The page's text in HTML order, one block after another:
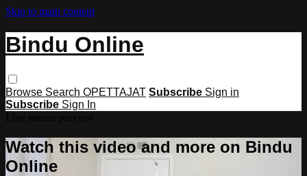
Skip to main content
Bindu Online
Browse Search OPETTAJAT Subscribe Sign in
Subscribe Sign In
Watch this video and more on Bindu
Online